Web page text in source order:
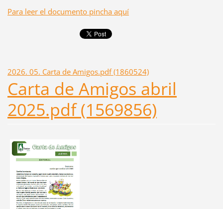
Para leer el documento pincha aquí
2026. 05. Carta de Amigos.pdf (1860524)
Carta de Amigos abril
2025.pdf (1569856)